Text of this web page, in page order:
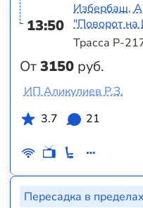
13:50
От3150 руб.
Избербаш,
"Поворот
Трасса Р-
ИП Аликулиев Р.З.
3.7
21
Пересадка в